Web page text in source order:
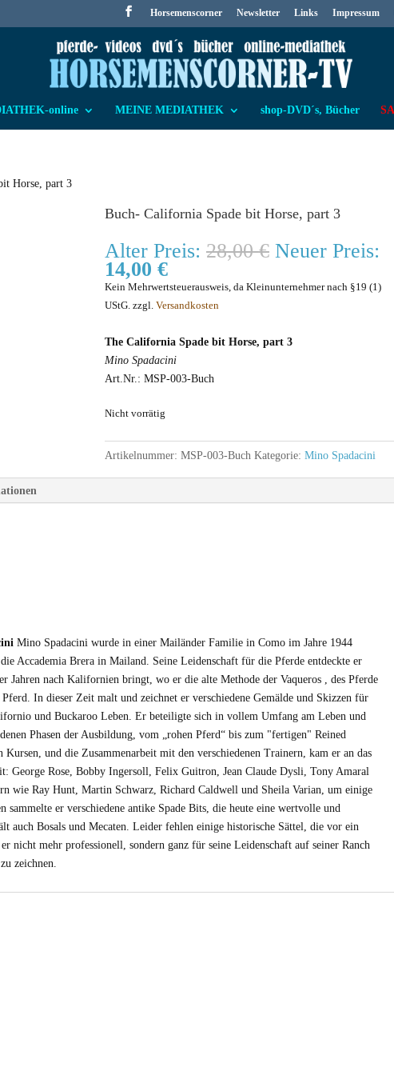
Horsemenscorner Newsletter Links Impressum
online MEINE MEDIATHEK shop-DVD´s, Bücher
Horse, part 3
Buch- California Spade bit Horse, part 3
Alter Preis: 28,00€ Ursprünglicher
war:
Neuer Preis:
14,00 €Aktueller
Preis
ist:
Kein Mehrwertsteuerausweis, da Kleinunternehmer nach §19 (1)
UStG. zzgl. Versandkosten
The California Spade bit Horse, part 3
Mino Spadacini
Art.Nr.: MSP-003-Buch
Nicht vorrätig
Artikelnummer: MSP-003-Buch Kategorie: Mino Spadacini
Mino Spadacini wurde in einer Mailänder Familie in Como im Jahre 1944
Accademia Brera in Mailand. Seine Leidenschaft für die Pferde entdeckte er
Jahren nach Kalifornien bringt, wo er die alte Methode der Vaqueros , des Pferde
In dieser Zeit malt und zeichnet er verschiedene Gemälde und Skizzen für
und Buckaroo Leben. Er beteiligte sich in vollem Umfang am Leben und
Phasen der Ausbildung, vom „rohen Pferd“ bis zum "fertigen" Reined
Kursen, und die Zusammenarbeit mit den verschiedenen Trainern, kam er an das
George Rose, Bobby Ingersoll, Felix Guitron, Jean Claude Dysli, Tony Amaral
wie Ray Hunt, Martin Schwarz, Richard Caldwell und Sheila Varian, um einige
er verschiedene antike Spade Bits, die heute eine wertvolle und
auch Bosals und Mecaten. Leider fehlen einige historische Sättel, die vor ein
nicht mehr professionell, sondern ganz für seine Leidenschaft auf seiner Ranch
zeichnen.